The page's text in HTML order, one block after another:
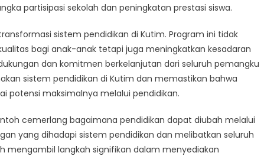
partisipasi sekolah dan peningkatan prestasi siswa.
sistem pendidikan di Kutim. Program ini tidak
bagi anak-anak tetapi juga meningkatkan kesadaran
dan komitmen berkelanjutan dari seluruh pemangku
sistem pendidikan di Kutim dan memastikan bahwa
potensi maksimalnya melalui pendidikan.
cemerlang bagaimana pendidikan dapat diubah melalui
yang dihadapi sistem pendidikan dan melibatkan seluruh
mengambil langkah signifikan dalam menyediakan